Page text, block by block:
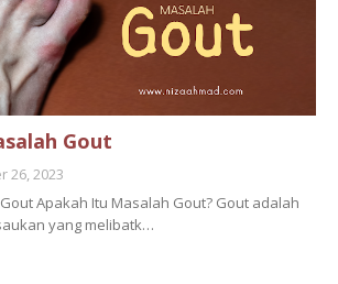
Gout
26, 2023
Apakah Itu Masalah Gout? Gout adalah
yang melibatk…